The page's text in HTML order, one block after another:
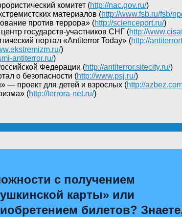
комитет (http://nac.gov.ru/)
материалов (http://www.fsb.ru/fsb/
против террора» (http://scienceport.ru/)
государств-участников СНГ (http://
портал «Antiterror Today» (http://
)
antiterror.ru/)
Федерации (http://antiterror.sitecity.ru/)
о безопасности (http://www.psj.ru/)
— проект для детей и взрослых (http://
(http://terrora-net.ru/)
с получением
карты» или
билетов?